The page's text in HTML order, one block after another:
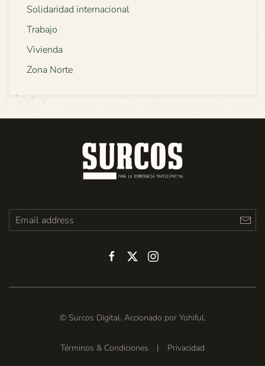
Solidaridad internacional
Trabajo
Vivienda
Zona Norte
© Surcos Digital. Accionado por Yohiful.
Términos & Condiciones | Privacidad